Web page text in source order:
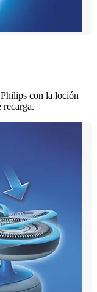
con la loción